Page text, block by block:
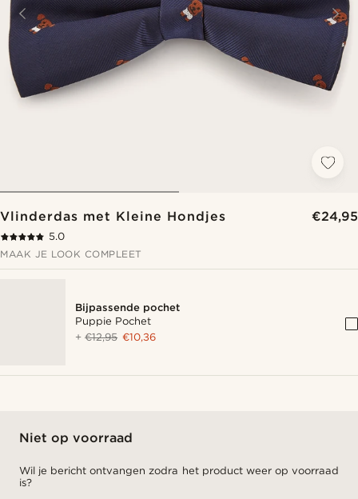
Vlinderdas met Kleine Hondjes €24,95
5.0
MAAK JE LOOK COMPLEET
Bijpassende pochet
Puppie Pochet
+€12,95 €10,36
Niet op voorraad
Wil je bericht ontvangen zodra het product weer op voorraad
is?